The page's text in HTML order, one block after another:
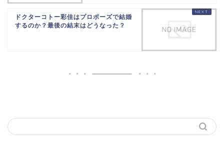
ドクターコトー彩佳はプロポーズで結婚
するのか？最後の結末はどうなった？